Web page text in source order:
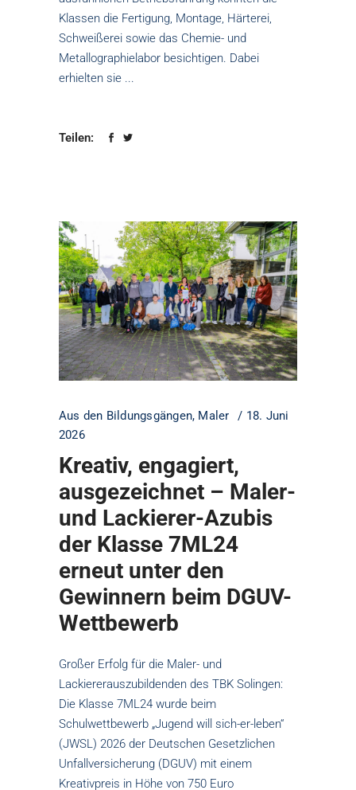
Klassen die Fertigung, Montage, Härterei,
Schweißerei sowie das Chemie- und
Metallographielabor besichtigen. Dabei
erhielten sie
Teilen:
Aus den Bildungsgängen, Maler
18. Juni
2026
Kreativ, engagiert,
ausgezeichnet – Maler-
und Lackierer-Azubis
der Klasse 7ML24
erneut unter den
Gewinnern beim DGUV-
Wettbewerb
Großer Erfolg für die Maler- und
Lackiererauszubildenden des TBK Solingen:
Die Klasse 7ML24 wurde beim
Schulwettbewerb „Jugend will sich-er-leben“
(JWSL) 2026 der Deutschen Gesetzlichen
Unfallversicherung (DGUV) mit einem
Kreativpreis in Höhe von 750 Euro